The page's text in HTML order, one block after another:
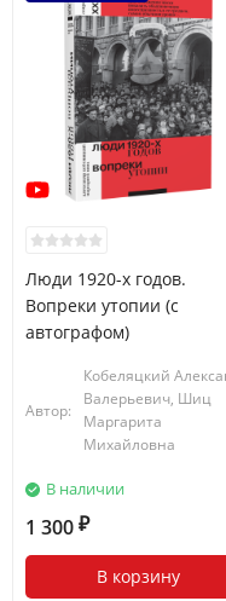
Люди 1920-х годов.
Вопреки утопии (с
автографом)
Автор:
Кобеляцкий
Валерьевич, Шиц
Маргарита
Михайловна
В наличии
1 300 ₽
В корзину